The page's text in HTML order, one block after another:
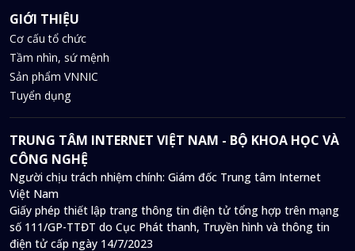
GIỚI THIỆU
Cơ cấu tổ chức
Tầm nhìn, sứ mệnh
Sản phẩm VNNIC
Tuyển dụng
TRUNG TÂM INTERNET VIỆT NAM - BỘ KHOA HỌC VÀ
CÔNG NGHỆ
Người chịu trách nhiệm chính: Giám đốc Trung tâm Internet
Việt Nam
Giấy phép thiết lập trang thông tin điện tử tổng hợp trên mạng
số 111/GP-TTĐT do Cục Phát thanh, Truyền hình và thông tin
điện tử cấp ngày 14/7/2023